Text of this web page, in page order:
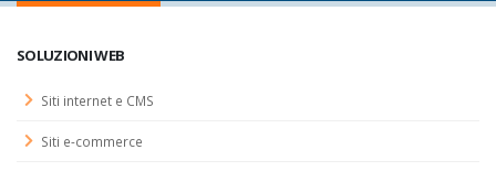
SOLUZIONI WEB
Siti internet e CMS
Siti e-commerce